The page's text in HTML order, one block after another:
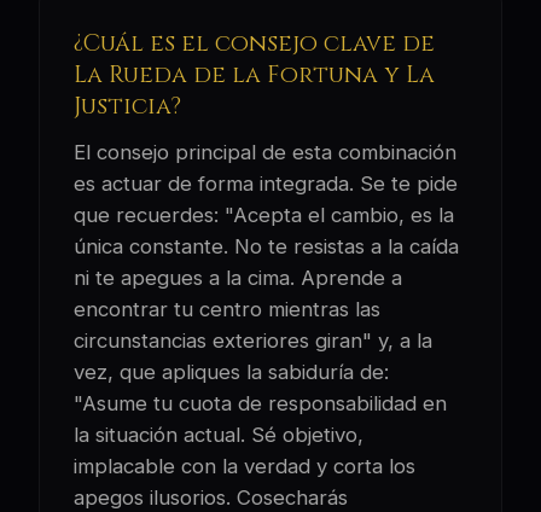
¿Cuál es el consejo clave de
La Rueda de la Fortuna y La
Justicia?
El consejo principal de esta combinación
es actuar de forma integrada. Se te pide
que recuerdes: "Acepta el cambio, es la
única constante. No te resistas a la caída
ni te apegues a la cima. Aprende a
encontrar tu centro mientras las
circunstancias exteriores giran" y, a la
vez, que apliques la sabiduría de:
"Asume tu cuota de responsabilidad en
la situación actual. Sé objetivo,
implacable con la verdad y corta los
apegos ilusorios. Cosecharás